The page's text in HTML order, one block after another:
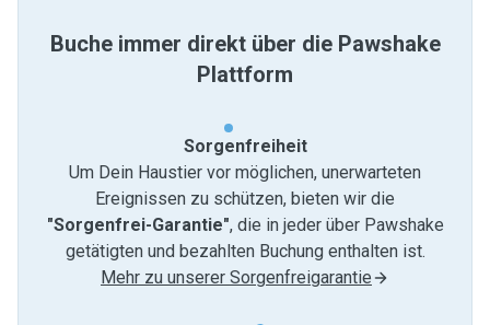
Buche immer direkt über die Pawshake
Plattform
Sorgenfreiheit
Um Dein Haustier vor möglichen, unerwarteten
Ereignissen zu schützen, bieten wir die
"Sorgenfrei-Garantie", die in jeder über Pawshake
getätigten und bezahlten Buchung enthalten ist.
Mehr zu unserer Sorgenfreigarantie